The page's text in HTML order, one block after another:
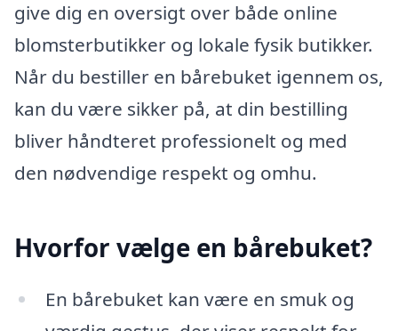
give dig en oversigt over både online
blomsterbutikker og lokale fysik butikker.
Når du bestiller en bårebuket igennem os,
kan du være sikker på, at din bestilling
bliver håndteret professionelt og med
den nødvendige respekt og omhu.
Hvorfor vælge en bårebuket?
En bårebuket kan være en smuk og